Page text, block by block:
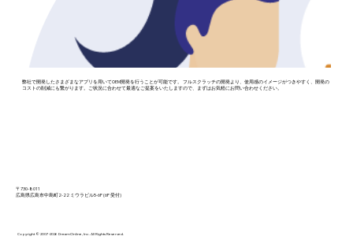
弊社で開発したさまざまなアプリを用いてOEM開発を行うことが可能です。 フルスクラッチの開発より、使用感のイメージがつきやすく、開発の
コストの削減にも繋がります。ご状況に合わせて最適なご提案をいたしますので、まずはお気軽にお問い合わせください。
〒730-8011
​広島県広島市中島町2-22 ミウラビル5-6F (6F 受付)
Copyright © 2007-2026 DreamOnline, Inc. All Rights Reserved.